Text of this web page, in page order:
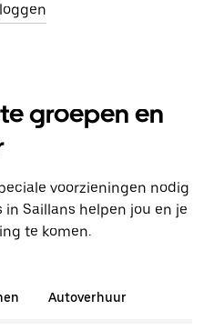
groepen en
voorzieningen nodig
Saillans helpen jou en je
te komen.
Autoverhuur